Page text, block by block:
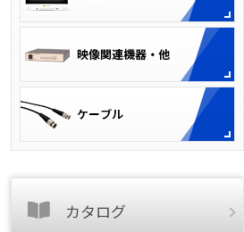
カタログ